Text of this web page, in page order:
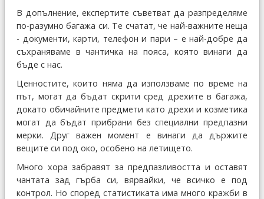
В допълнение, експертите съветват да разпределяме
по-разумно багажа си. Те счатат, че най-важните неща
- документи, карти, телефон и пари – е най-добре да
съхраняваме в чантичка на пояса, която винаги да
бъде с нас.
Ценностите, които няма да използваме по време на
път, могат да бъдат скрити сред дрехите в багажа,
докато обичайните предмети като дрехи и козметика
могат да бъдат прибрани без специални предпазни
мерки. Друг важен момент е винаги да държите
вещите си под око, особено на летището.
Много хора забравят за предпазливостта и оставят
чантата зад гърба си, вярвайки, че всичко е под
контрол. Но според статистиката има много кражби в